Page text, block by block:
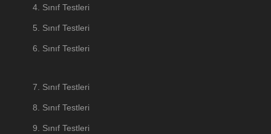
4. Sınıf Testleri
5. Sınıf Testleri
6. Sınıf Testleri
7. Sınıf Testleri
8. Sınıf Testleri
9. Sınıf Testleri